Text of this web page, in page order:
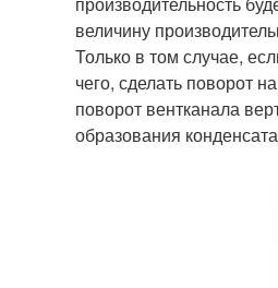
величину
Только в том случае,
чего, сделать поворот
поворот вентканала
образования